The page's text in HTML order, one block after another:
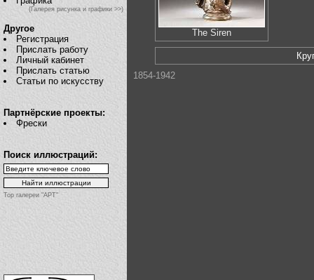
(Галерея рисунка и графики >>)
Другое
Регистрация
Прислать работу
Личный кабинет
Прислать статью
Статьи по искусству
Партнёрские проекты:
Фрески
Поиск иллюстраций:
Top галереи "АРТ"
The Siren
1854-1942